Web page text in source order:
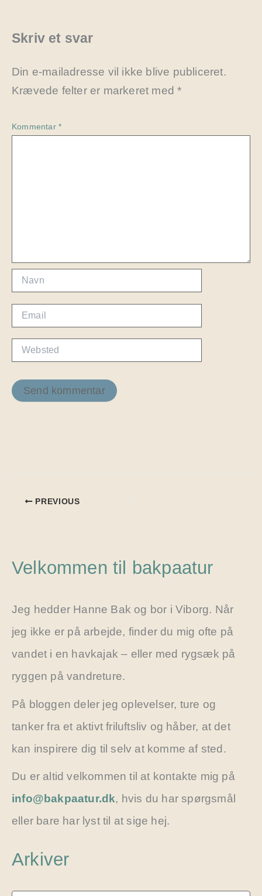
Skriv et svar
Din e-mailadresse vil ikke blive publiceret.
Krævede felter er markeret med*
Kommentar *
Navn
Websted
PREVIOUS
Velkommen til bakpaatur
Jeg hedder Hanne Bak og bor i Viborg. Når
jeg ikke er på arbejde, finder du mig ofte på
vandet i en havkajak – eller med rygsæk på
ryggen på vandreture.
På bloggen deler jeg oplevelser, ture og
tanker fra et aktivt friluftsliv og håber, at det
kan inspirere dig til selv at komme af sted.
Du er altid velkommen til at kontakte mig på
info@bakpaatur.dk, hvis du har spørgsmål
eller bare har lyst til at sige hej.
Arkiver